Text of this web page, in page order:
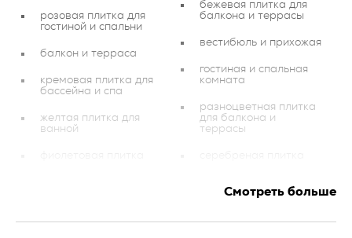
розовая плитка для
гостиной и спальни
балкон и терраса
кремовая плитка для
бассейна и спа
желтая плитка для
ванной
белая плитка для
бежевая плитка для
балкона и террасы
вестибюль и прихожая
гостиная и спальная
комната
разноцветная плитка
для балкона и
террасы
балкона и террасы
ванная комната
Смотреть больше